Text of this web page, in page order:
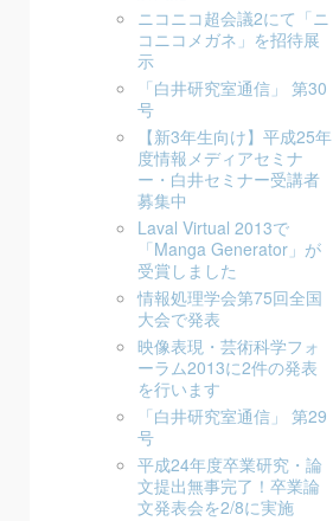
ニコニコ超会議2にて「ニ
コニコメガネ」を招待展
示
「白井研究室通信」 第30
号
【新3年生向け】平成25年
度情報メディアセミナ
ー・白井セミナー受講者
募集中
Laval Virtual 2013で
「Manga Generator」が
受賞しました
情報処理学会第75回全国
大会で発表
映像表現・芸術科学フォ
ーラム2013に2件の発表
を行います
「白井研究室通信」 第29
号
平成24年度卒業研究・論
文提出無事完了！卒業論
文発表会を2/8に実施